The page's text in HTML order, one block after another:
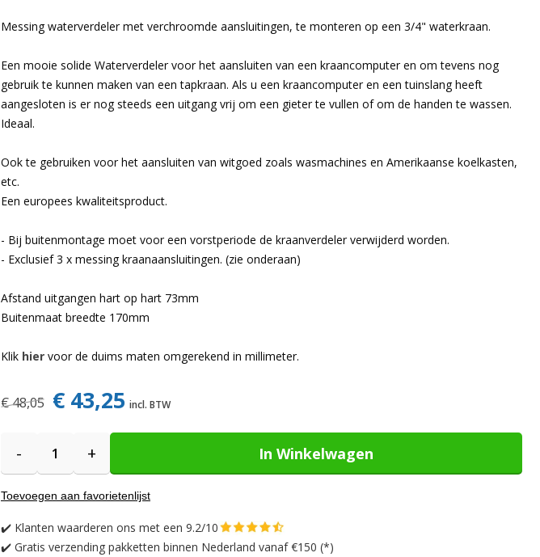
Messing waterverdeler met verchroomde aansluitingen, te monteren op een 3/4" waterkraan.
Een mooie solide Waterverdeler voor het aansluiten van een kraancomputer en om tevens nog
gebruik te kunnen maken van een tapkraan. Als u een kraancomputer en een tuinslang heeft
aangesloten is er nog steeds een uitgang vrij om een gieter te vullen of om de handen te wassen.
Ideaal.
Ook te gebruiken voor het aansluiten van witgoed zoals wasmachines en Amerikaanse koelkasten,
etc.
Een europees kwaliteitsproduct.
- Bij buitenmontage moet voor een vorstperiode de kraanverdeler verwijderd worden.
- Exclusief 3 x messing kraanaansluitingen. (zie onderaan)
Afstand uitgangen hart op hart 73mm
Buitenmaat breedte 170mm
Klik hier voor de duims maten omgerekend in millimeter.
€ 43,25
€ 48,05
- + In Winkelwagen
Toevoegen aan favorietenlijst
✔️ Klanten waarderen ons met een 9.2/10
✔️ Gratis verzending pakketten binnen Nederland vanaf €150 (*)